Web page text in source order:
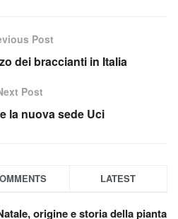
Post
dei braccianti in Italia
Post
la nuova sede Uci
LATEST
origine e storia della pianta